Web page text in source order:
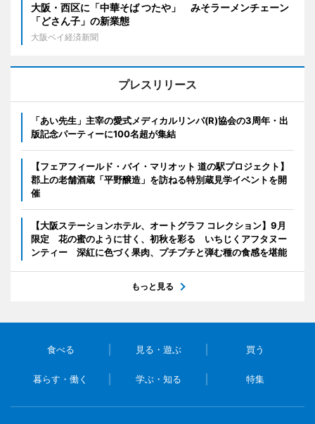
大阪・西区に「中華そば つたや」 みそラーメンチェーン
「どさん子」の新業態
大阪ベイ経済新聞
プレスリリース
「あい先生」主宰の愛式メディカルリンパ(R)協会の3周年・出
版記念パーティーに100名超が集結
【フェアフィールド・バイ・マリオット 道の駅プロジェクト】
郡上の老舗酒蔵「平野醸造」を訪ねる特別蔵見学イベントを開
催
【大阪ステーションホテル、オートグラフ コレクション】9月
限定 花の蜜のように甘く、初秋を彩る いちじくアフタヌー
ンティー 深紅に色づく果肉、プチプチと弾む種の食感を堪能
もっと見る
食べる 見る・遊ぶ 買う
暮らす・働く 学ぶ・知る 特集